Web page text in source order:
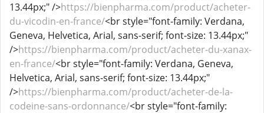
13.44px;" />https://bienpharma.com/product/acheter-
du-vicodin-en-france/<br style="font-family: Verdana,
Geneva, Helvetica, Arial, sans-serif; font-size: 13.44px;"
/>https://bienpharma.com/product/acheter-du-xanax-
en-france/<br style="font-family: Verdana, Geneva,
Helvetica, Arial, sans-serif; font-size: 13.44px;"
/>https://bienpharma.com/product/acheter-de-la-
codeine-sans-ordonnance/<br style="font-family: